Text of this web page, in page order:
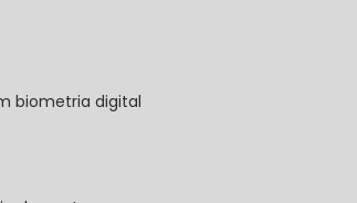
biometria digital